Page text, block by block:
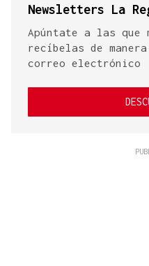
Newsletters La
Apúntate a las que
recíbelas de
correo electrónico